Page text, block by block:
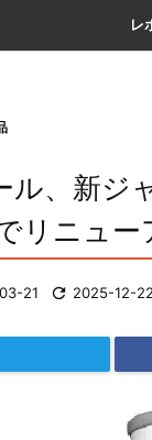
レ
ル、新ジ
リニュー
21  2025-12-22